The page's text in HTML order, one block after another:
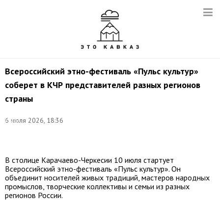
Всероссийский этно-фестиваль «Пульс культур»
соберет в КЧР представителей разных регионов
страны
6 июля 2026, 18:36
Елена
В столице Карачаево-Черкесии 10 июля стартует
Всероссийский этно-фестиваль «Пульс культур». Он
объединит носителей живых традиций, мастеров народных
промыслов, творческие коллективы и семьи из разных
регионов России.